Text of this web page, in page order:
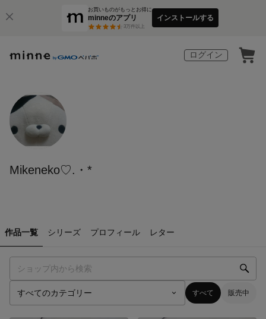
お買いものがもっとお得に
minneのアプリ
3万件以上
インストールする
ログイン
Mikeneko♡.・*
作品一覧 シリーズ プロフィール レター
すべて 販売中